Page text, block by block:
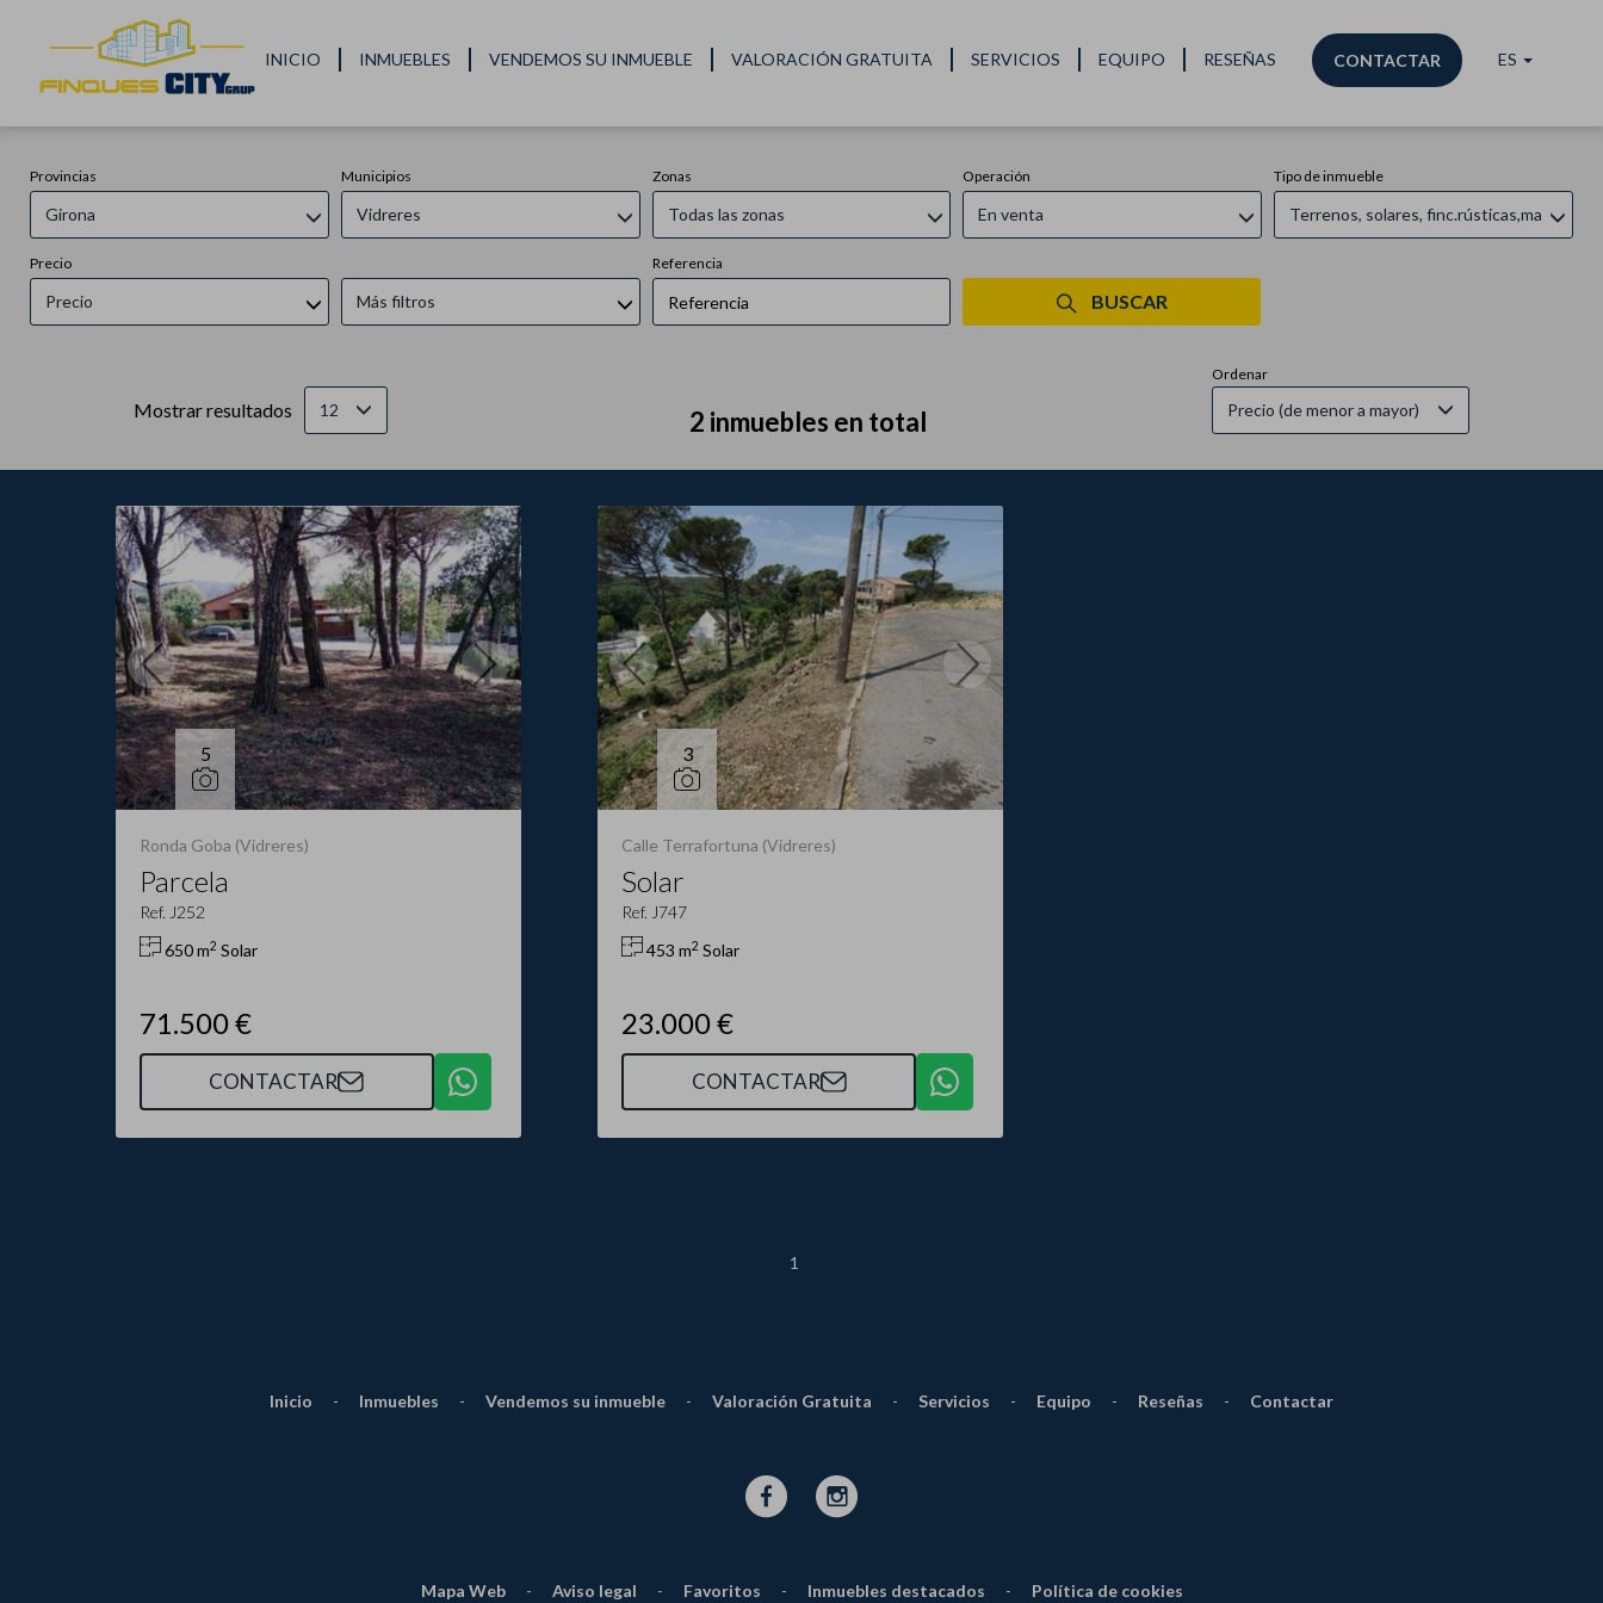
INICIO INMUEBLES VENDEMOS SU INMUEBLE VALORACIÓN GRATUITA SERVICIOS EQUIPO RESEÑAS CONTACTAR ES
Inmuebles en venta en Vidreres
Provincias
Girona
Municipios
Vidreres
Zonas
Todas las zonas
Operación
En venta
Tipo de inmueble
Terrenos, solares, finc.rústicas,masías
Precio
Precio Más filtros
Referencia
BUSCAR
2 inmuebles en total
Ordenar
Precio (de menor a mayor)
Mostrar resultados 12
5
Ronda Goba (Vidreres)
Parcela
Ref. J252
650 m2 Solar
71.500 €
CONTACTAR
3
Calle Terrafortuna (Vidreres)
Solar
Ref. J747
453 m2 Solar
23.000 €
CONTACTAR
1
Inicio - Inmuebles - Vendemos su inmueble - Valoración Gratuita - Servicios - Equipo - Reseñas - Contactar
Mapa Web - Aviso legal - Favoritos - Inmuebles destacados - Política de cookies